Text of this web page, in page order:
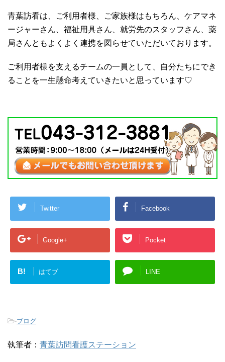
青葉訪看は、ご利用者様、ご家族様はもちろん、ケアマネ
ージャーさん、福祉用具さん、就労先のスタッフさん、薬
局さんともよくよく連携を図らせていただいております。
ご利用者様を支えるチームの一員として、自分たちにでき
ることを一生懸命考えていきたいと思っています♡
Twitter Facebook
Google+ Pocket
B! はてブ LINE
-ブログ
執筆者： 青葉訪問看護ステーション